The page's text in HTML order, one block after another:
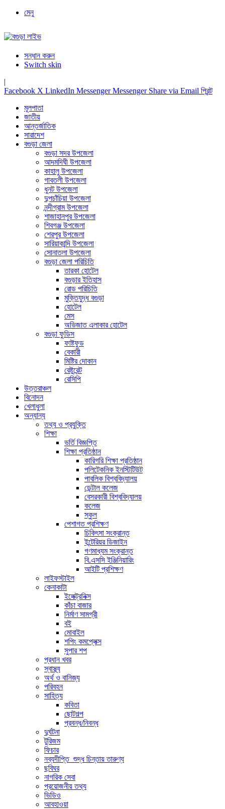
মেনু
সন্ধান করুন
Switch skin
|
Facebook X LinkedIn Messenger Messenger Share via Email প্রিন্ট
মূলপাতা
জাতীয়
আন্তর্জাতিক
সারাদেশ
বগুড়া জেলা
বগুড়া সদর উপজেলা
আদমদিঘী উপজেলা
কাহালু উপজেলা
গাবতলী উপজেলা
ধুনট উপজেলা
দুপচাঁচিয়া উপজেলা
নন্দীগ্রাম উপজেলা
শাজাহানপুর উপজেলা
শিবগঞ্জ উপজেলা
শেরপুর উপজেলা
সারিয়াকান্দি উপজেলা
সোনাতলা উপজেলা
বগুড়া জেলা পরিচিতি
তারকা হোটেল
বগুড়ার ইতিহাস
রোড পরিচিতি
মুক্তিযুদ্ধ বগুড়া
হোটেল
মেস
অভিজাত এলাকার হোটেল
বগুড়া ফুডিস
ফাষ্টফুড
বেকারী
মিষ্টির দোকান
রেষ্টুরেন্ট
রেসিপি
উত্তরাঞ্চল
বিনোদন
খেলাধুলা
অন্যান্য
তথ্য ও প্রযুক্তি
শিক্ষা
ভর্তি বিজ্ঞপ্তি
শিক্ষা প্রতিষ্ঠান
কারিগরি শিক্ষা প্রতিষ্ঠান
পলিটেকনিক ইনস্টিটিউট
পাবলিক বিশ্ববিদ্যালয়
ডেন্টাল কলেজ
বেসরকারী বিশ্ববিদ্যালয়
কলেজ
স্কুল
পেশাগত প্রশিক্ষণ
চিকিৎসা সংক্রান্ত
ইন্টেরিয়র ডিজাইন
গণমাধ্যম সংক্রান্ত
বি.এসসি ইঞ্জিনিয়ারিং
আইটি প্রশিক্ষণ
লাইফস্টাইল
কেনাকাটা
ইলেক্ট্রনিক্স
কাঁচা বাজার
নির্মাণ সামগ্রী
বই
মোবাইল
শপিং কমপ্লেক্স
সুপার শপ
প্রধান খবর
স্বাস্থ্য
অর্থ ও বানিজ্য
পরিবহন
সাহিত্য
কবিতা
ছোটগল্প
প্রবন্ধ/নিবন্ধ
দুর্ঘটনা
টুরিজম
ফিচার
নব্যদীপ্তি_শুদ্ধ চিন্তায় তারুণ্য
ছবিঘর
নাগরিক সেবা
প্রয়োজনীয় তথ্য
ভিডিও
আবহাওয়া